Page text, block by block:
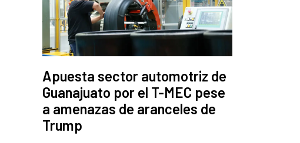
Apuesta sector automotriz de
Guanajuato por el T-MEC pese
a amenazas de aranceles de
Trump